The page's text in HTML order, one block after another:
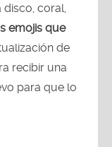
coral,
emojis que
de
recibir una
para que lo